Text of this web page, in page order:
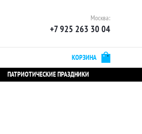
Москва:
+7 925 263 30 04
КОРЗИНА
ПАТРИОТИЧЕСКИЕ ПРАЗДНИКИ